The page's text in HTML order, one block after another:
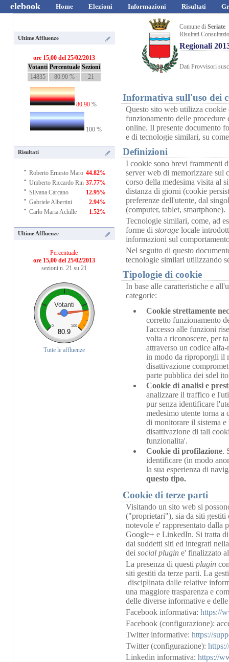
elebook Home Elezioni Informazioni Risultati
Ultime Affluenze
ore 15,00 del 25/02/2013
Votanti Percentuale Sezioni
14835
80.90 % 21
80.90%
100 %
Risultati
· Roberto Ernesto Maro 44.82%
· Umberto Riccardo Rin 37.77%
· Silvana Carcano 12.95%
· Gabriele Albertini 2.94%
· Carlo Maria Achille 1.52%
Ultime Affluenze
Percentuale
ore 15,00 del 25/02/2013
sezioni n. 21 su 21
Votanti
0 100
80.9
Tutte le affluenze
Comune diSeriate
Risultati
Regionali
Dati Provvisori
Informativa sull'uso dei
Questo sito web utilizza
funzionamento delle
online. Il presente documento
e di tecnologie similari, su
Definizioni
I cookie sono brevi frammenti
server web di memorizzare sul
corso della medesima visita al
distanza di giorni (cookie
preferenze dell'utente, dal
(computer, tablet, smartphone).
Tecnologie similari, come, ad
forme distoragelocale
informazioni sul
Nel seguito di questo
tecnologie similari utilizzando
Tipologie di cookie
In base alle caratteristiche e
categorie:
Cookie strettamente
corretto funzionamento
l'accesso alle funzioni
volta a riconoscere, per
attraverso un codice
in modo da riproporgli il
disattivazione
parte pubblica dei sdel
Cookie di analisi e
analizzare il traffico e
pur senza identificare
medesimo utente torna
di monitorare il sistema
disattivazione di tali
funzionalita'.
Cookie di profilazione.
identificare (in modo
la sua esperienza di
questo tipo.
Cookie di terze parti
Visitando un sito web si
("proprietari"), sia da siti
notevole e' rappresentato dalla
Google+ e LinkedIn. Si tratta
dai suddetti siti ed integrati
deisocial plugin e' finalizzato
La presenza di questiplugin
siti gestiti da terze parti. La
disciplinata dalle relative
una maggiore trasparenza e
delle diverse informative e
Facebook informativa:https://
Facebook (configurazione):
Twitter informative:https://
Twitter (configurazione):
Linkedin informativa:https://